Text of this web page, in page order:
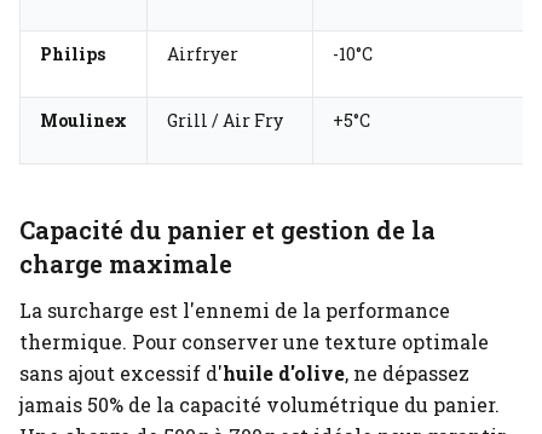
Philips Airfryer -10°C
Moulinex Grill / Air Fry +5°C
Capacité du panier et gestion de la
charge maximale
La surcharge est l'ennemi de la performance
thermique. Pour conserver une texture optimale
sans ajout excessif d'huile d'olive, ne dépassez
jamais 50% de la capacité volumétrique du panier.